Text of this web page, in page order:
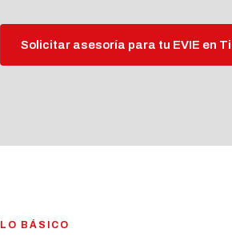
Solicitar asesoría para tu EVIE en
LO BÁSICO